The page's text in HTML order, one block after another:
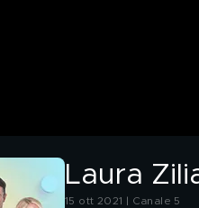
Laura
15 ott 2021 | Canale 5